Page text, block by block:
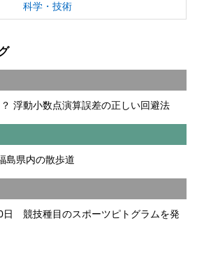
科学・技術
浮動小数点演算誤差の正しい回避法
県内の散歩道
日 競技種目のスポーツピトグラムを発